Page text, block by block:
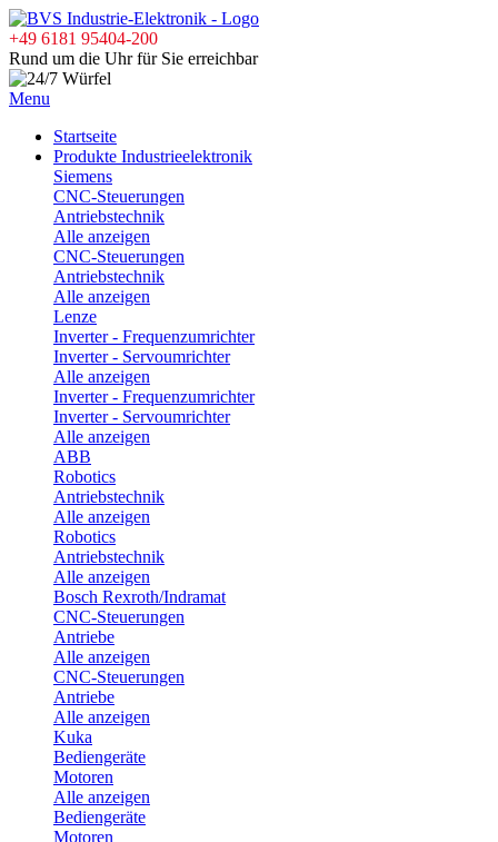
+49 6181 95404-200
Rund um die Uhr für Sie erreichbar
Menu
Startseite
Produkte Industrieelektronik
Siemens
CNC-Steuerungen
Antriebstechnik
Alle anzeigen
CNC-Steuerungen
Antriebstechnik
Alle anzeigen
Lenze
Inverter - Frequenzumrichter
Inverter - Servoumrichter
Alle anzeigen
Inverter - Frequenzumrichter
Inverter - Servoumrichter
Alle anzeigen
ABB
Robotics
Antriebstechnik
Alle anzeigen
Robotics
Antriebstechnik
Alle anzeigen
Bosch Rexroth/Indramat
CNC-Steuerungen
Antriebe
Alle anzeigen
CNC-Steuerungen
Antriebe
Alle anzeigen
Kuka
Bediengeräte
Motoren
Alle anzeigen
Bediengeräte
Motoren